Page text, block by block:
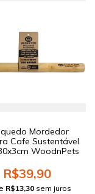
Mordedor
Cafe Sustentável
WoodnPets
R$39,90
R$13,30 sem juros